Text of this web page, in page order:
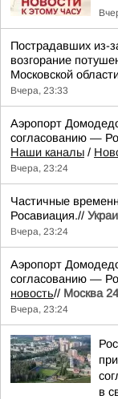
Пострадавших из-
возгорание
Московской
Вчера, 23:33
Аэропорт
согласованию —
Наши каналы /
Вчера, 23:24
Частичные
Росавиация.//
Вчера, 23:24
Аэропорт
согласованию —
новость// Москва 24
Вчера, 23:24
в